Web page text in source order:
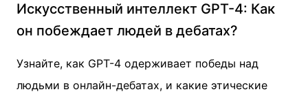
Искусственный интеллект GPT-4: Как
он побеждает людей в дебатах?
Узнайте, как GPT-4 одерживает победы над
людьми в онлайн-дебатах, и какие этические